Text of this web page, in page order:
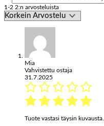
1-2 2:n arvosteluista
Mia
Vahvistettu ostaja
31.7.2025
Tuote vastasi täysin kuvausta.